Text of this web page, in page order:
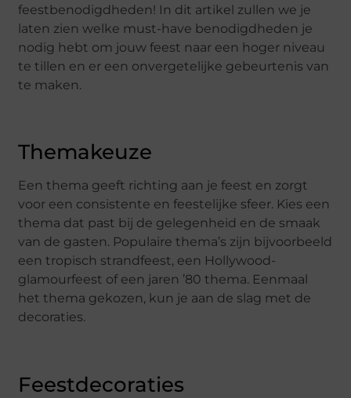
feestbenodigdheden! In dit artikel zullen we je
laten zien welke must-have benodigdheden je
nodig hebt om jouw feest naar een hoger niveau
te tillen en er een onvergetelijke gebeurtenis van
te maken.
Themakeuze
Een thema geeft richting aan je feest en zorgt
voor een consistente en feestelijke sfeer. Kies een
thema dat past bij de gelegenheid en de smaak
van de gasten. Populaire thema’s zijn bijvoorbeeld
een tropisch strandfeest, een Hollywood-
glamourfeest of een jaren ’80 thema. Eenmaal
het thema gekozen, kun je aan de slag met de
decoraties.
Feestdecoraties